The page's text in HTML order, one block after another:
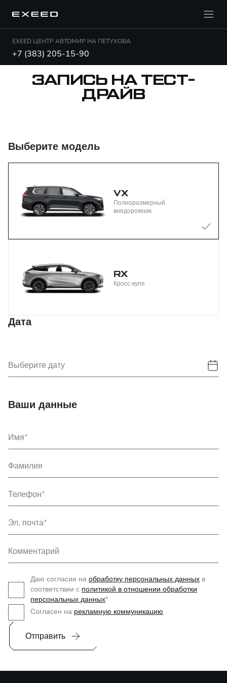
EXEED ЦЕНТР АВТОМИР НА ПЕТУХОВА
+7 (383) 205-15-90
ЗАПИСЬ НА ТЕСТ-
ДРАЙВ
Выберите модель
VX
Полноразмерный
внедорожник
RX
Кросс-купе
Дата
Выберите дату
Ваши данные
Имя
Фамилия
Телефон
Эл. почта
Комментарий
Даю согласие на обработку персональных данных в
соответствии с политикой в отношении обработки
персональных данных*
Согласен на рекламную коммуникацию
Отправить